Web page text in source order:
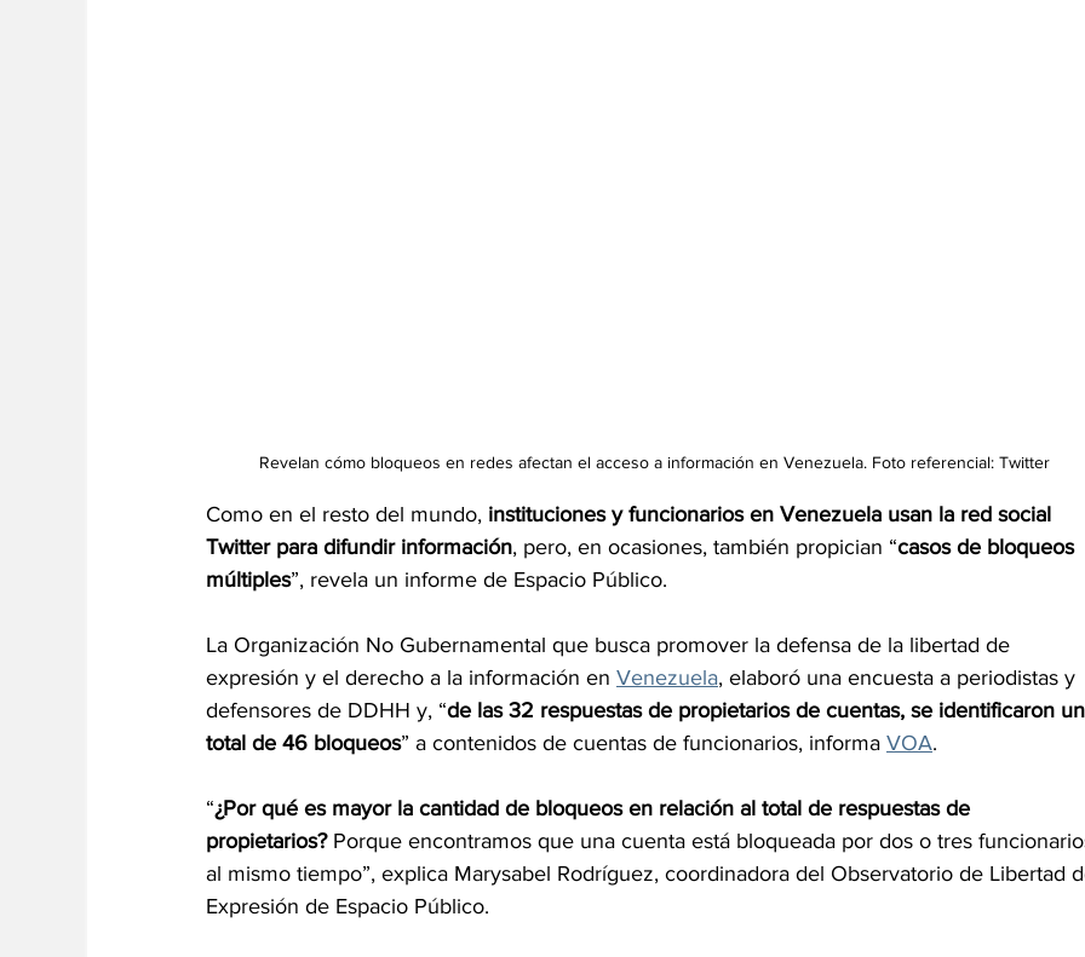
Revelan cómo bloqueos en redes afectan el acceso a información en Venezuela. Foto referencial: Twitter
Como en el resto del mundo, instituciones y funcionarios en Venezuela usan la red social
Twitter para difundir información, pero, en ocasiones, también propician “casos de bloqueos
múltiples”, revela un informe de Espacio Público.
La Organización No Gubernamental que busca promover la defensa de la libertad de
expresión y el derecho a la información en Venezuela, elaboró una encuesta a periodistas y
defensores de DDHH y, “de las 32 respuestas de propietarios de cuentas, se identificaron un
total de 46 bloqueos” a contenidos de cuentas de funcionarios, informa VOA.
“¿Por qué es mayor la cantidad de bloqueos en relación al total de respuestas de
propietarios? Porque encontramos que una cuenta está bloqueada por dos o tres
al mismo tiempo”, explica Marysabel Rodríguez, coordinadora del Observatorio de Libertad
Expresión de Espacio Público.